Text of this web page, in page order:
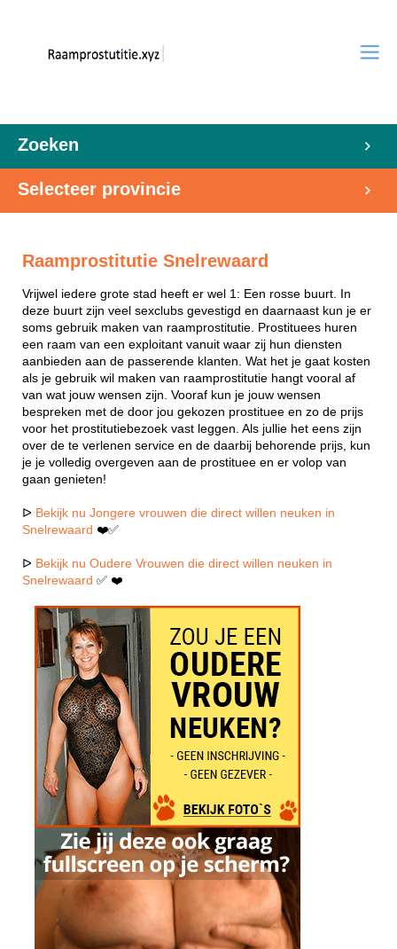
Zoeken
Selecteer provincie
Raamprostitutie Snelrewaard
Vrijwel iedere grote stad heeft er wel 1: Een rosse buurt. In
deze buurt zijn veel sexclubs gevestigd en daarnaast kun je er
soms gebruik maken van raamprostitutie. Prostituees huren
een raam van een exploitant vanuit waar zij hun diensten
aanbieden aan de passerende klanten. Wat het je gaat kosten
als je gebruik wil maken van raamprostitutie hangt vooral af
van wat jouw wensen zijn. Vooraf kun je jouw wensen
bespreken met de door jou gekozen prostituee en zo de prijs
voor het prostitutiebezoek vast leggen. Als jullie het eens zijn
over de te verlenen service en de daarbij behorende prijs, kun
je je volledig overgeven aan de prostituee en er volop van
gaan genieten!
ᐅ Bekijk nu Jongere vrouwen die direct willen neuken in
Snelrewaard ❤️✅
ᐅ Bekijk nu Oudere Vrouwen die direct willen neuken in
Snelrewaard ✅ ❤️